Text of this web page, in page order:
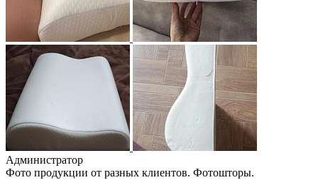
Администратор
Фото продукции от разных клиентов. Фотошторы.